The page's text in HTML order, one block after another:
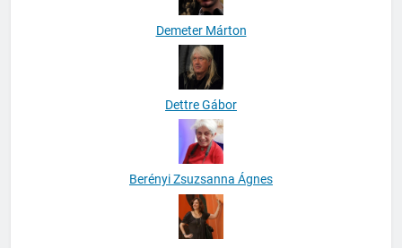
Demeter Márton
Dettre Gábor
Berényi Zsuzsanna Ágnes